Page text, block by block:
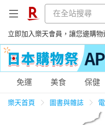
立即加入樂天會員，讓您邊購物
購物網分類
免運 美食 保健
樂天首頁 圖書與雜誌